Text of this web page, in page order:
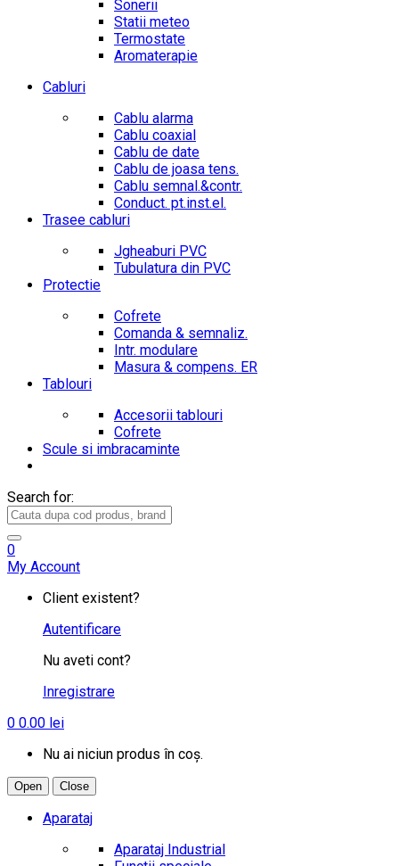
Sonerii
Statii meteo
Termostate
Aromaterapie
Cabluri
Cablu alarma
Cablu coaxial
Cablu de date
Cablu de joasa tens.
Cablu semnal.&contr.
Conduct. pt.inst.el.
Trasee cabluri
Jgheaburi PVC
Tubulatura din PVC
Protectie
Cofrete
Comanda & semnaliz.
Intr. modulare
Masura & compens. ER
Tablouri
Accesorii tablouri
Cofrete
Scule si imbracaminte
Search for:
0
My Account
Client existent?
Autentificare
Nu aveti cont?
Inregistrare
0 0.00 lei
Nu ai niciun produs în coș.
Open Close
Aparataj
Aparataj Industrial